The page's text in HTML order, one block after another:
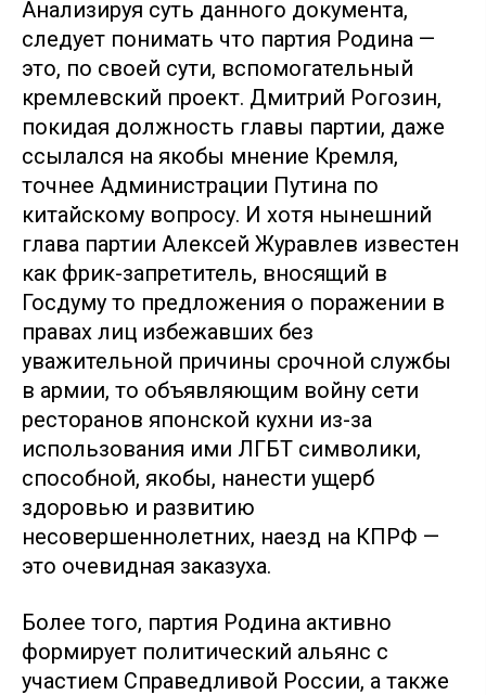
Анализируя суть данного документа,
следует понимать что партия Родина —
это, по своей сути, вспомогательный
кремлевский проект. Дмитрий Рогозин,
покидая должность главы партии, даже
ссылался на якобы мнение Кремля,
точнее Администрации Путина по
китайскому вопросу. И хотя нынешний
глава партии Алексей Журавлев известен
как фрик-запретитель, вносящий в
Госдуму то предложения о поражении в
правах лиц избежавших без
уважительной причины срочной службы
в армии, то объявляющим войну сети
ресторанов японской кухни из-за
использования ими ЛГБТ символики,
способной, якобы, нанести ущерб
здоровью и развитию
несовершеннолетних, наезд на КПРФ —
это очевидная заказуха.
Более того, партия Родина активно
формирует политический альянс с
участием Справедливой России, а также